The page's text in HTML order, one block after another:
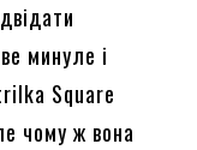
минуле і
Square
чому ж вона